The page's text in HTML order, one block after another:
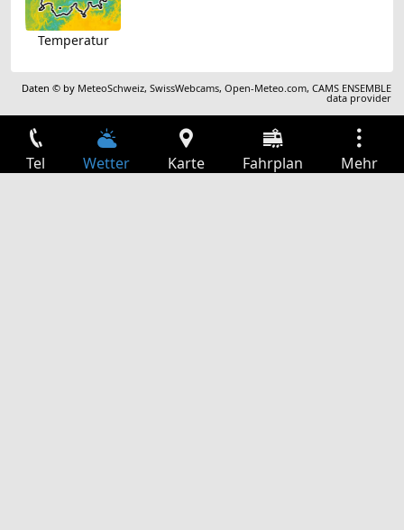
Temperatur
Daten © by MeteoSchweiz,SwissWebcams,Open-Meteo.com,CAMS ENSEMBLE
data provider
Tel Wetter Karte Fahrplan Mehr